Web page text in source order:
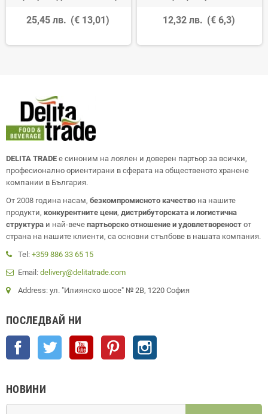
25,45 лв. (€ 13,01) 12,32 лв. (€ 6,3)
DELITA TRADE е синоним на лоялен и доверен партьор за всички,
професионално ориентирани в сферата на общественото хранене
компании в България.
От 2008 година насам, безкомпромисното качество на нашите
продукти, конкурентните цени, дистрибуторската и логистична
структура и най-вече партьорско отношение и удовлетвореност от
страна на нашите клиенти, са основни стълбове в нашата компания.
Tel: +359 886 33 65 15
Email: delivery@delitatrade.com
Address: ул. "Илиянско шосе" № 2В, 1220 София
ПОСЛЕДВАЙ НИ
Facebook Twitter YouTube Pinterest
НОВИНИ